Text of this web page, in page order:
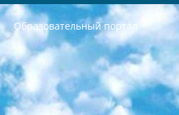
Образовательный портал
РЕСПУБЛИКА УЗБЕКИСТАН МИНИСТРЕРСТВО ДОШКОЛЬНОГО И ШКОЛЬНОГО ОБРАЗОВАНИЯ КОМАНДА в общеобразовательных учреждениях в 2023-2024 учебном году организация и проведение итоговой государственной аттестации обучающихся о Министра дошкольного и школьного образования Республики Узбекистан от 4 марта 2008 года (постановлением Минюста от 20 марта 2008 года № 1778 государственной регистрации) «Итоговое состояние учащихся общего среднего образования на основании положения об утверждении положения об аттестации общего среднего образования выпускной экзамен студентов в образовательных учреждениях в 2023-2024 учебном году В целях организации и прохождения аттестации приказываю: 1. Следующее: перечень предметов, по которым будет проводиться итоговая государственная аттестация и экзамен формы перевода согласно приложению 1; сертификаты международного образца, оценивающие уровень владения иностранными языками перечень согласно приложению 2; 2. Педагогический при специализированных образовательных учреждениях. научно-практический центр квалификации и международной оценки (Д.Давидова) 2024 г. До 25 марта: задания по предметам, по которым будет проводиться итоговая аттестация разработка и утверждение технических условий; итоговая аттестация на основании разработанного предметного задания разработка вопросов по предметам (устно и письменно), экзамен передача; общеобразовательные средние школы и специальные учебные заведения учащиеся выпускных классов школ и интернатов в агентской системе подготовка базы данных экзаменационных материалов и критериев оценки; перевод базы экзаменационных материалов на все языки обучения подать в Республиканский образовательный центр для изготовления; варианты экзаменов на основе разработанных контрольных материалов пусть будут поставлены задачи формирования. 3. Республиканский образовательный центр (Ш.Худайкулов) до 5 апреля 2024 года. до: база данных предоставленных экзаменационных материалов на все языки обучения перевод и экспертиза; для слепых, слабовидящих, глухих, слабослышащих и умственно отсталых детей учащиеся выпускных классов специализированных школ и школ-интернатов база данных экзаменационных материалов на всех преподаваемых языках подготовка критериев оценки; специализированные школы для умственно отсталых детей и технологии для учащихся выпускных классов школ-интернатов разработка соответствующих рекомендаций и критериев проведения ЕГЭ по естествознанию давать задания. 4. Педагогический при специализированных образовательных учреждениях. Научно-практический центр навыков и международной оценки (Д.Давидова), Республика образовательный центр (Худайкулов Ш.) итоговый государственный аттестационный экзамен ориентирован на творческое и логическое мышление при подготовке базы материалов учитывать введение заданий. 5. Следует отметить, что: сертификат государственного образца о знании общеобразовательного предмета и как минимум национальный уровень B1 по предметам на иностранных языках, указанным в Приложении 2. или международно признанный сертификат эквивалентного уровня студенты, изучающие определенный предмет, освобождаются от экзамена; по соответствующим предметам запланирована итоговая государственная аттестация за день до дня, путем жеребьевки Рабочей группой (в письменной форме по предметам, проводимым в форме) из числа сформированных вариантов выбрано 2 варианта; 2 выбранных варианта экзамена анонсированы на официальном сайте министерства и все выпускники по всей стране на основе этих вариантов проводит итоговую государственную аттестацию. 6. Государственное образование учащихся средних общеобразовательных учреждений. знания в соответствии с квалификационными требованиями, которые необходимо приобрести на основании стандартов итоговый (выпускной) контроль для 9 и 11 классов в целях тестирования Экзамены (далее – экзамены) состоят из предметов, перечисленных в приложении 1. будет сделано. 7. Экзамены пройдут с 26 мая по 15 июня 2024 г. (кроме науки физического воспитания). 8. Физическая для учащихся 9 классов общесредних образовательных учреждений. Экзамены по предмету «Образование, квалификация медицина» 1-6 мая 2024 года. сотрудники перевести под присмотр (с отклонениями в физическом или умственном развитии) специализированная школа для детей, школы-интернаты и со сколиозом школы-интернаты санаторного типа для больных детей исключены). 9. Он был слепым, слабовидящим и имел нарушения опорно-двигательного аппарата. экзамены в специализированных школах и интернатах для детей должны проводиться исходя из требований, предъявляемых к общеобразовательным учреждениям (физкультура кроме науки). 10. Специализированная школа для глухих и слабослышащих детей. и экзамены в интернатах и быть реализован в виде письменного теста по математике. 11. Специальность для умственно отсталых детей. Для 9 класса Родной язык и литературное письмо Государственный язык (язык обучения – узбекский). для неклассов) написано Математическое письмо Письменная/устная история Узбекистана Физическое воспитание практично Итоговый контроль Для 11 класса Написание родного языка и литературы (эссе) Математическое письмо Узбекский язык (обучение на узбекском языке) не посещающее общее среднее образование для учреждений)/Образовательное учреждение выбор письменный и устный Иностранный язык письменный/устный Письменная/устная история Узбекистана *По выбору студента:  Химия  Физика  Основы государственного права  География 10 бесплатных образовательных ресурсов - Мы составили подборку онлайн-проектов с интерактивными упражнениями, видеолекциями и статьями. Они помогут вам обрести новые и освежить старые знания бесплатно. 1. «ИНТУИТ» Старейшая образовательная площадка Рунета. Здесь вы найдёте сотни текстовых и видеокурсов на десятки различных тем — от программирования до психологии. Многие курсы подготовлены российскими университетами и крупными международными компаниями вроде Intel и Microsoft. Самостоятельное обучение бесплатное, но желающие могут оплатить услуги персональных наставников. 2. «Смартия» знакомит с актуальными профессиями и подсказывает, как им обучаться. Выбрав заинтересовавшую вас специальность — SMM-специалист, фотограф, веб-дизайнер или другую, — увидите список необходимых для неё умений. Чтобы вы могли освоить их самостоятельно, для каждого умения площадка отображает подборку ссылок на учебные материалы. Хотя «Смартия» ориентируется на русскоязычную аудиторию, часть контента всё же доступна только на английском. 3. «Лекторий Физтеха» Проект Московского физико-технического института (Физтеха). С его помощью вы можете смотреть онлайн серии лекций, записанные на видео в этом вузе. В числе доступных предметов — физика, биология, химия, информационные технологии и другие. К некоторым лекциям администрация ресурса прилагает готовые конспекты, которые можно скачивать в PDF-формате. 4. ITMOcourses Онлайн-площадка Санкт-Петербургского национального исследовательского университета информационных технологий, механики и оптики (ИТМО). Ресурс предоставляет свободный доступ к курсам, разработанным в этом вузе. Каталог материалов